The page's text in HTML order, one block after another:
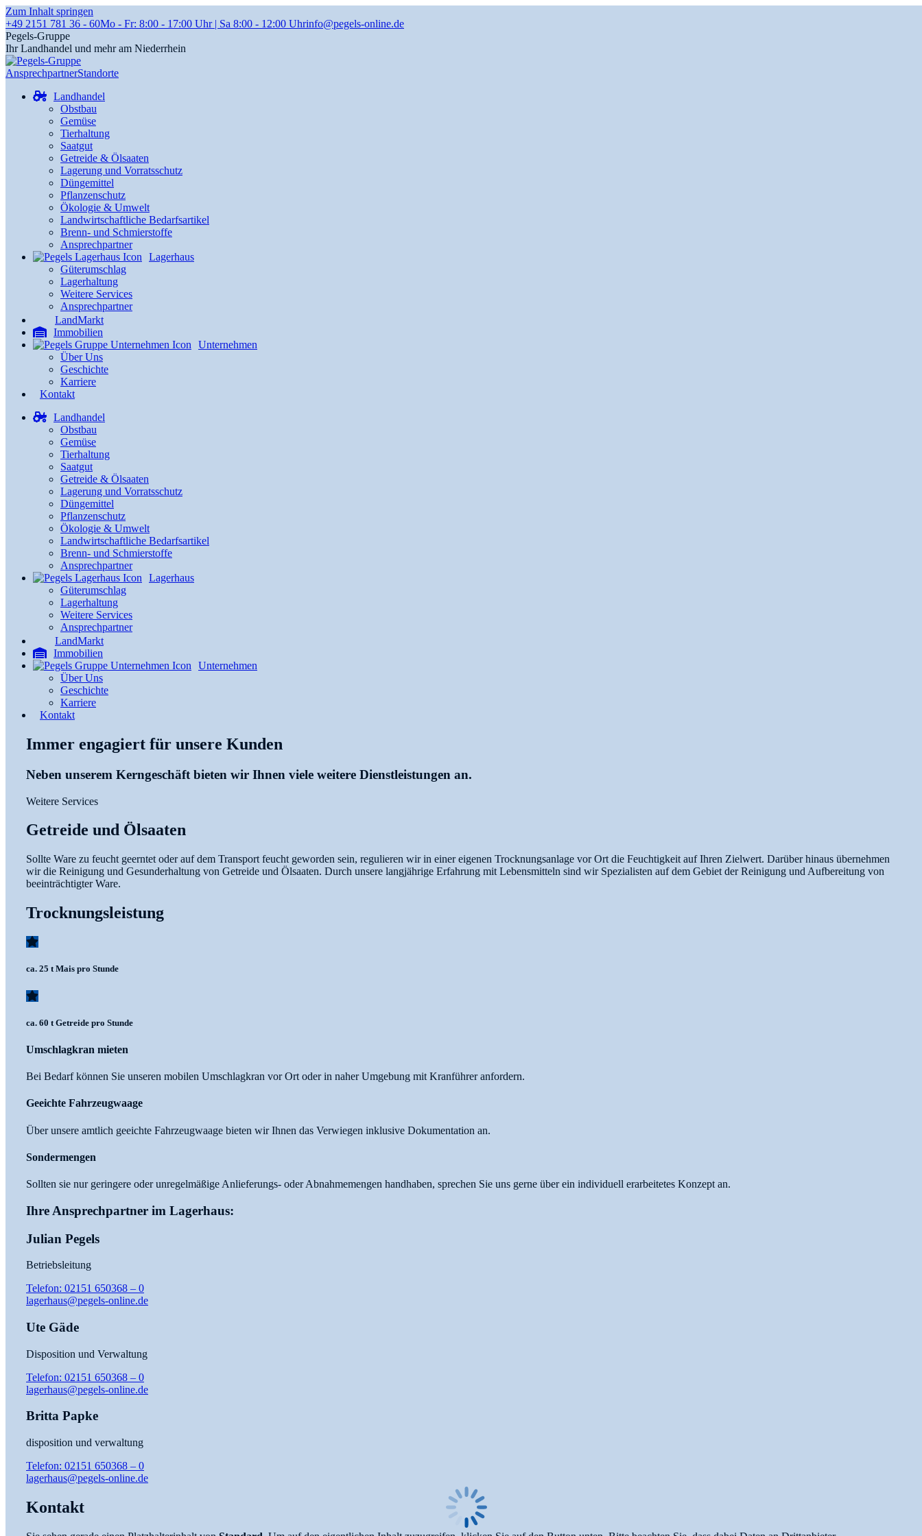
Zum Inhalt springen
+49 2151 781 36 - 60Mo - Fr: 8:00 - 17:00 Uhr | Sa 8:00 - 12:00 Uhrinfo@pegels-online.de
Pegels-Gruppe
Ihr Landhandel und mehr am Niederrhein
AnsprechpartnerStandorte
Landhandel
Obstbau
Gemüse
Tierhaltung
Saatgut
Getreide & Ölsaaten
Lagerung und Vorratsschutz
Düngemittel
Pflanzenschutz
Ökologie & Umwelt
Landwirtschaftliche Bedarfsartikel
Brenn- und Schmierstoffe
Ansprechpartner
Lagerhaus
Güterumschlag
Lagerhaltung
Weitere Services
Ansprechpartner
LandMarkt
Immobilien
Unternehmen
Über Uns
Geschichte
Karriere
Kontakt
Landhandel
Obstbau
Gemüse
Tierhaltung
Saatgut
Getreide & Ölsaaten
Lagerung und Vorratsschutz
Düngemittel
Pflanzenschutz
Ökologie & Umwelt
Landwirtschaftliche Bedarfsartikel
Brenn- und Schmierstoffe
Ansprechpartner
Lagerhaus
Güterumschlag
Lagerhaltung
Weitere Services
Ansprechpartner
LandMarkt
Immobilien
Unternehmen
Über Uns
Geschichte
Karriere
Kontakt
Immer engagiert für unsere Kunden
Neben unserem Kerngeschäft bieten wir Ihnen viele weitere Dienstleistungen an.
Weitere Services
Getreide und Ölsaaten
Sollte Ware zu feucht geerntet oder auf dem Transport feucht geworden sein, regulieren wir in einer eigenen Trocknungsanlage vor Ort die Feuchtigkeit auf Ihren Zielwert. Darüber hinaus übernehmen
wir die Reinigung und Gesunderhaltung von Getreide und Ölsaaten. Durch unsere langjährige Erfahrung mit Lebensmitteln sind wir Spezialisten auf dem Gebiet der Reinigung und Aufbereitung von
beeinträchtigter Ware.
Trocknungsleistung
ca. 25 t Mais pro Stunde
ca. 60 t Getreide pro Stunde
Umschlagkran mieten
Bei Bedarf können Sie unseren mobilen Umschlagkran vor Ort oder in naher Umgebung mit Kranführer anfordern.
Geeichte Fahrzeugwaage
Über unsere amtlich geeichte Fahrzeugwaage bieten wir Ihnen das Verwiegen inklusive Dokumentation an.
Sondermengen
Sollten sie nur geringere oder unregelmäßige Anlieferungs- oder Abnahmemengen handhaben, sprechen Sie uns gerne über ein individuell erarbeitetes Konzept an.
Ihre Ansprechpartner im Lagerhaus:
Julian Pegels
Betriebsleitung
Telefon: 02151 650368 – 0
lagerhaus@pegels-online.de
Ute Gäde
Disposition und Verwaltung
Telefon: 02151 650368 – 0
lagerhaus@pegels-online.de
Britta Papke
disposition und verwaltung
Telefon: 02151 650368 – 0
lagerhaus@pegels-online.de
Kontakt